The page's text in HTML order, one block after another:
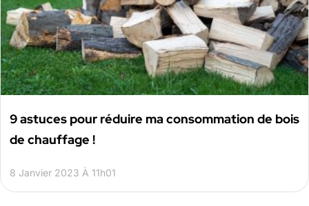
9 astuces pour réduire ma consommation de bois
de chauffage !
8 Janvier 2023 À 11h01